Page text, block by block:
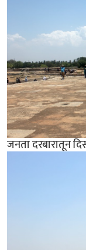
जनता दरबारातून